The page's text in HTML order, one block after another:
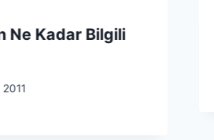
Ne Kadar Bilgili
2011